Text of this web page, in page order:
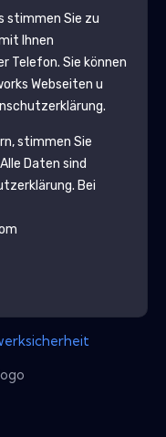
stimmen Sie zu
Ihnen
Telefon. Sie können
Webseiten u
stimmen Sie
Daten sind
. Bei